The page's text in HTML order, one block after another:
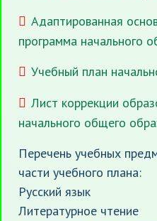
Адаптированная
программа начального
Учебный план
Лист коррекции
начального общего
Перечень учебных
части учебного плана:
Русский язык
Литературное чтение